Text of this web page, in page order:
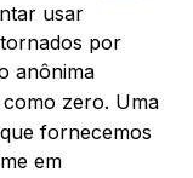
usar
por
anônima
zero. Uma
fornecemos
em